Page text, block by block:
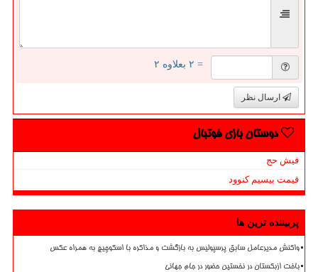
= ۲ بعلاوه ۲
ارسال نظر
دوستان بازی فوتبال
فیش حج
قیمت بیسیم کنوود
پربیننده ترین ها
واکنش مدیرعامل سابق پرسپولیس به بازگشت و مذاکره با اسکوچیچ به همراه عکس
باخت ازبکستان در نخستین حضور در جام جهانی